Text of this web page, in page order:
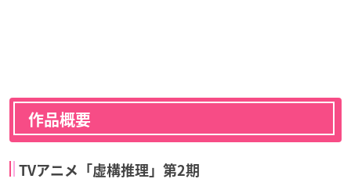
作品概要
TVアニメ「虚構推理」第2期